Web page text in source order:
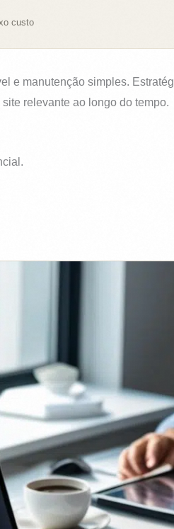
custo
e manutenção simples.
relevante ao longo do tempo.